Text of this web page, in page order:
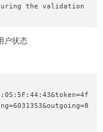
during the validation
户状态